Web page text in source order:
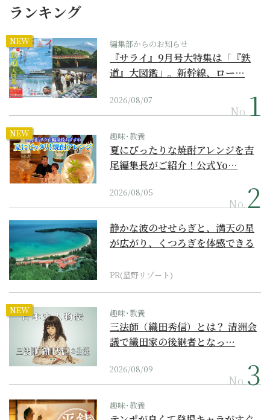
ランキング
NEW 編集部からのお知らせ
『サライ』9月号大特集は「『鉄
道』大図鑑」。新幹線、ロー…
2026/08/07
No.
NEW 趣味･教養
夏にぴったりな焼酎アレンジを吉
尾編集長がご紹介！公式Yo…
2026/08/05
No.
静かな波のせせらぎと、満天の星
が広がり、くつろぎを体感できる
PR(星野リゾート)
NEW 趣味･教養
三法師（織田秀信）とは？ 清洲会
議で織田家の後継者となっ…
2026/08/09
No.
趣味･教養